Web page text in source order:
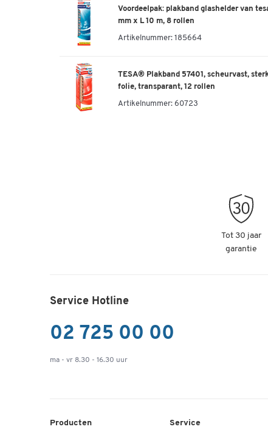
Voordeelpak: plakband glashelder van
mm x L 10 m, 8 rollen
Artikelnummer: 185664
TESA® Plakband 57401, scheurvast,
folie, transparant, 12 rollen
Artikelnummer: 60723
Tot 30 jaar
garantie
Service Hotline
02 725 00 00
ma - vr 8.30 - 16.30 uur
Producten Service